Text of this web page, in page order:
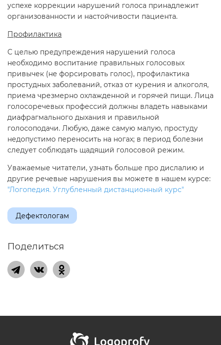
успехе коррекции нарушений голоса принадлежит
организованности и настойчивости пациента.
Профилактика
С целью предупреждения нарушений голоса
необходимо воспитание правильных голосовых
привычек (не форсировать голос), профилактика
простудных заболеваний, отказ от курения и алкоголя,
приема чрезмерно охлажденной и горячей пищи. Лица
голосоречевых профессий должны владеть навыками
диафрагмального дыхания и правильной
голосоподачи. Любую, даже самую малую, простуду
недопустимо переносить на ногах; в период болезни
следует соблюдать щадящий голосовой режим.
Уважаемые читатели, узнать больше про дислалию и
другие речевые нарушения вы можете в нашем курсе:
"Логопедия. Углубленный дистанционный курс"
Дефектологам
Поделиться